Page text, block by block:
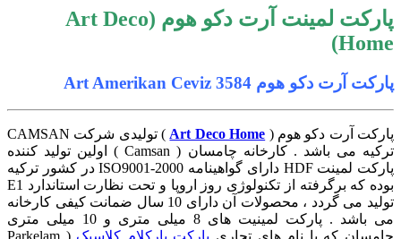
پارکت لمینت آرت دکو هوم (Art Deco
Home)
پارکت آرت دکو هوم 3584 Art Amerikan Ceviz
پارکت آرت دکو هوم ( Art Deco Home
) تولیدی شرکت CAMSAN
ترکیه می باشد . کارخانه چامسان ( Camsan ) اولین تولید کننده
پارکت لمینت HDF دارای گواهینامه ISO9001-2000 در کشور ترکیه
بوده که برگرفته از تکنولوژی روز اروپا و تحت نظارت استاندارد E1
تولید می گردد ، محصولات آن دارای 10 سال ضمانت کیفی کارخانه
می باشد . پارکت لمینیت های 8 میلی متری و 10 میلی متری